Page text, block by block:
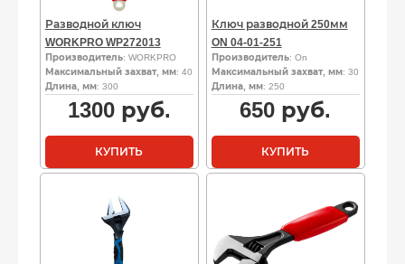
Разводной ключ
WORKPRO WP272013
Производитель: WORKPRO
Максимальный захват, мм: 40
Длина, мм: 300
1300руб.
КУПИТЬ
Ключ разводной 250мм
ON 04-01-251
Производитель: On
Максимальный захват, мм: 30
Длина, мм: 250
650 руб.
КУПИТЬ